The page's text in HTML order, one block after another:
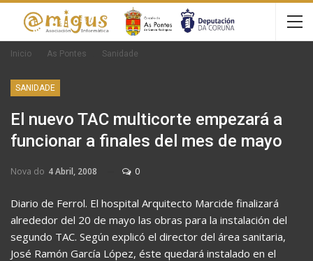
Inicio As Pontes Sanidade
SANIDADE
El nuevo TAC multicorte empezará a
funcionar a finales del mes de mayo
Nova do 4 Abril, 2008 0
Diario de Ferrol. El hospital Arquitecto Marcide finalizará
alrededor del 20 de mayo las obras para la instalación del
segundo TAC. Según explicó el director del área sanitaria,
José Ramón García López, éste quedará instalado en el